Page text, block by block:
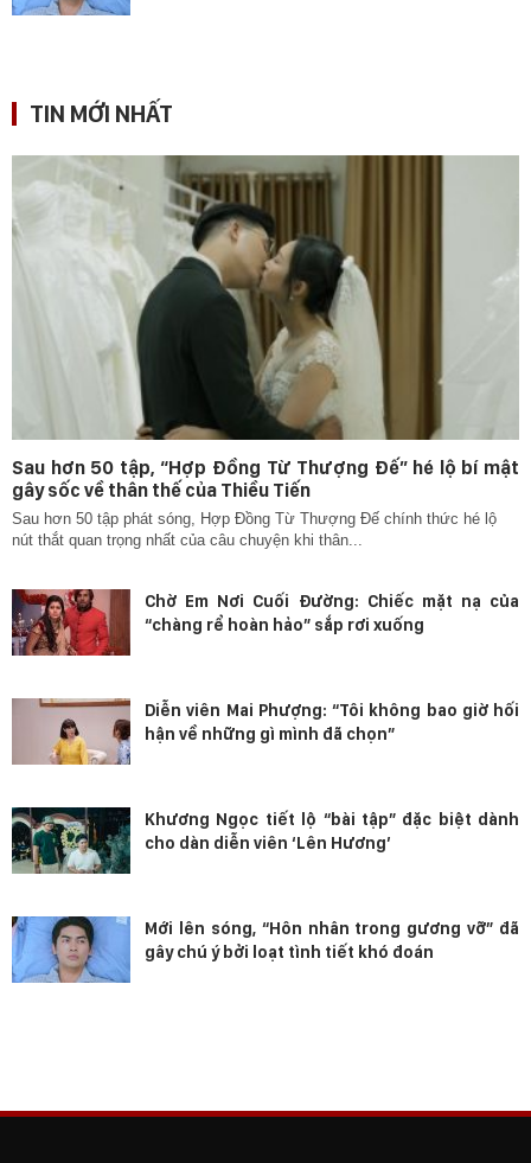
TIN MỚI NHẤT
Sau hơn 50 tập, “Hợp Đồng Từ Thượng Đế” hé lộ bí mật
gây sốc về thân thế của Thiều Tiến
Sau hơn 50 tập phát sóng, Hợp Đồng Từ Thượng Đế chính thức hé lộ
nút thắt quan trọng nhất của câu chuyện khi thân...
Chờ Em Nơi Cuối Đường: Chiếc mặt nạ của
“chàng rể hoàn hảo” sắp rơi xuống
Diễn viên Mai Phượng: “Tôi không bao giờ hối
hận về những gì mình đã chọn”
Khương Ngọc tiết lộ “bài tập” đặc biệt dành
cho dàn diễn viên ‘Lên Hương’
Mới lên sóng, “Hôn nhân trong gương vỡ” đã
gây chú ý bởi loạt tình tiết khó đoán